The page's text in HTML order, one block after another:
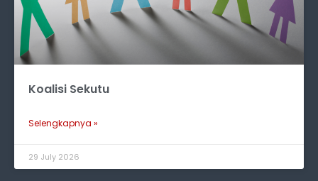
Koalisi Sekutu
Selengkapnya »
29 July 2026